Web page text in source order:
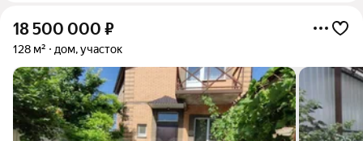
18 500 000 ₽
128 м² дом, участок